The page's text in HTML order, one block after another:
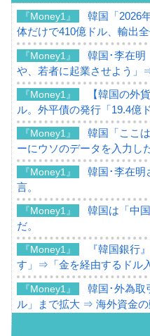
『Money1』
韓国「2026
体だけで410億ドル、輸出
『Money1』
韓国･李在明
や、若者に起業させよう」
『Money1』
【韓国の外
ル。外平債の発行「19.4億ド
『Money1』
韓国「ここ
ーにウソのデータを入力し
『Money1』
韓国･李在明
言。
『Money1』
韓国は「中
だ。
『Money1』
『韓国銀行
す」⇒「金を経由するドル
『Money1』
韓国･外為取
ル」まで拡大 ⇒ 海外資金